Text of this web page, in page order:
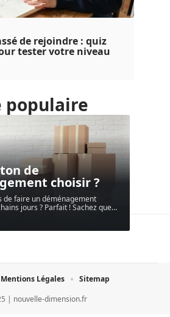
de rejoindre : quiz
tester votre niveau
populaire
de
choisir ?
de faire un déménagement
jours ? Parfait ! Sachez que…
| nouvelle-dimension.fr
Mentions Légales Sitemap